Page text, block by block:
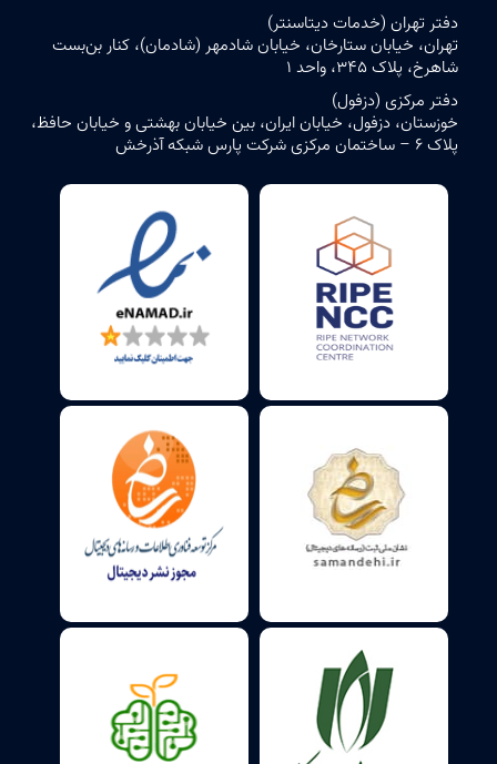
دفتر تهران (خدمات دیتاسنتر)
تهران، خیابان ستارخان، خیابان شادمهر (شادمان)، کنار بن‌بست
شاهرخ، پلاک ۳۴۵، واحد ۱
دفتر مرکزی (دزفول)
خوزستان، دزفول، خیابان ایران، بین خیابان بهشتی و خیابان حافظ،
پلاک ۶ – ساختمان مرکزی شرکت پارس شبکه آذرخش